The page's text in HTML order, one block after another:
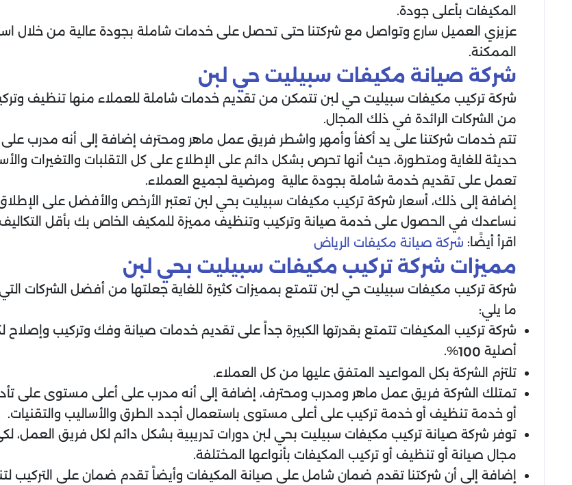
المكيفات بأعلى جودة.
عزيزي العميل سارع وتواصل مع شركتنا حتى تحصل على خدمات شاملة بجودة عالية من خلال
الممكنة.
شركة صيانة مكيفات سبيليت حي لبن
شركة تركيب مكيفات سبيليت حي لبن تتمكن من تقديم خدمات شاملة للعملاء منها تنظيف
من الشركات الرائدة في ذلك المجال.
تتم خدمات شركتنا على يد أكفأ وأمهر واشطر فريق عمل ماهر ومحترف إضافة إلى أنه مدرب
حديثة للغاية ومتطورة، حيث أنها تحرص بشكل دائم على الإطلاع على كل التقلبات والتغيرات
تعمل على تقديم خدمة شاملة بجودة عالية ومرضية لجميع العملاء.
إضافة إلى ذلك، أسعار شركة تركيب مكيفات سبيليت بحي لبن تعتبر الأرخص والأفضل على
نساعدك في الحصول على خدمة صيانة وتركيب وتنظيف مميزة للمكيف الخاص بك بأقل
اقرأ أيضًا: شركة صيانة مكيفات الرياض
مميزات شركة تركيب مكيفات سبيليت بحي لبن
شركة تركيب مكيفات سبيليت حي لبن تتمتع بمميزات كثيرة للغاية جعلتها من أفضل الشركات
ما يلي:
شركة تركيب المكيفات تتمتع بقدرتها الكبيرة جداً على تقديم خدمات صيانة وفك وتركيب وإصلاح
أصلية 100
%.
تلتزم الشركة بكل المواعيد المتفق عليها من كل العملاء.
تمتلك الشركة فريق عمل ماهر ومدرب ومحترف، إضافة إلى أنه مدرب على أعلى مستوى على
أو خدمة تنظيف أو خدمة تركيب على أعلى مستوى باستعمال أجدد الطرق والأساليب والتقنيات.
توفر شركة صيانة تركيب مكيفات سبيليت بحي لبن دورات تدريبية بشكل دائم لكل فريق العمل،
مجال صيانة أو تنظيف أو تركيب المكيفات بأنواعها المختلفة.
إضافة إلى أن شركتنا تقدم ضمان شامل على صيانة المكيفات وأيضاً تقدم ضمان على التركيب